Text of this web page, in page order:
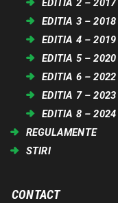
EDITIA 2 – 2017
EDITIA 3 – 2018
EDITIA 4 – 2019
EDITIA 5 – 2020
EDITIA 6 – 2022
EDITIA 7 – 2023
EDITIA 8 – 2024
REGULAMENTE
STIRI
CONTACT